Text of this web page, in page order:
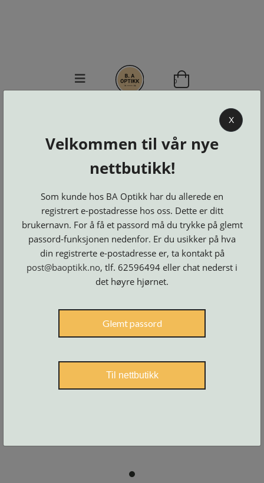
KJØPSVILKÅR
KONTAKT
OSS
DELER
LOGG INN
0
Brillerens
Brillesnorer
Clip-
on
og
Suncover
Etuier
Innfatninger
Lesebriller
og
Speil
Maskiner
Neseputer
Skruer
Solbriller
Verktøy
og
tilbehør
Se alle kategorier
item
X
Velkommen til vår nye
nettbutikk!
Som kunde hos BA Optikk har du allerede en
registrert e-postadresse hos oss. Dette er ditt
brukernavn. For å få et passord må du trykke på glemt
passord-funksjonen nedenfor. Er du usikker på hva
din registrerte e-postadresse er, ta kontakt på
post@baoptikk.no, tlf. 62596494 eller chat nederst i
det høyre hjørnet.
Glemt passord
Til nettbutikk